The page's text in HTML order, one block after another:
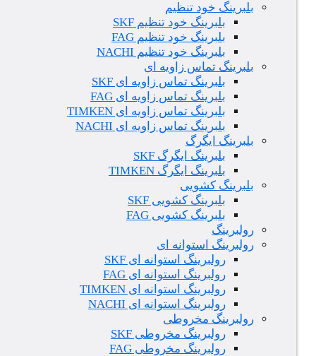
بلبرینگ خود تنظیم
بلبرینگ خود تنظیم SKF
بلبرینگ خود تنظیم FAG
بلبرینگ خود تنظیم NACHI
بلبرینگ تماس زاویه ای
بلبرینگ تماس زاویه ای SKF
بلبرینگ تماس زاویه ای FAG
بلبرینگ تماس زاویه ای TIMKEN
بلبرینگ تماس زاویه ای NACHI
بلبرینگ ایگرگ
بلبرینگ ایگرگ SKF
بلبرینگ ایگرگ TIMKEN
بلبرینگ کشویی
بلبرینگ کشویی SKF
بلبرینگ کشویی FAG
رولبرینگ
رولبرینگ استوانه ای
رولبرینگ استوانه ای SKF
رولبرینگ استوانه ای FAG
رولبرینگ استوانه ای TIMKEN
رولبرینگ استوانه ای NACHI
رولبرینگ مخروطی
رولبرینگ مخروطی SKF
رولبرینگ مخروطی FAG